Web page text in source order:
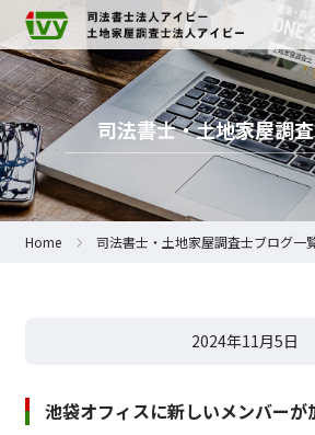
司法書士・土地家屋調
Home 司法書士・土地家屋調査士ブログ一
2024年11月5日
池袋オフィスに新しいメンバーが